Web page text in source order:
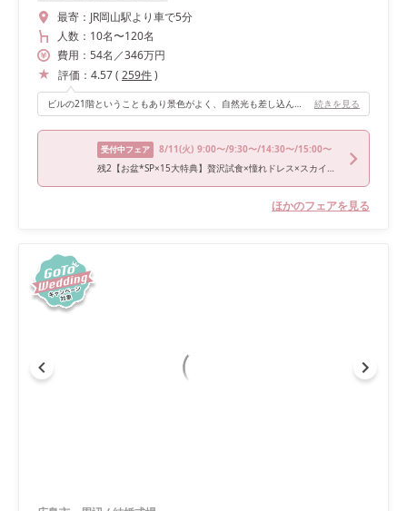
最寄： JR岡山駅より車で5分
人数： 10名〜120名
費用： 54名 ／346万円
評価： 4.57( 259件)
ビルの21階ということもあり景色がよく、自然光も差し込んでとてもよかったです！ 続きを見る
受付中フェア 8/11(火) 9:00〜/9:30〜/14:30〜/15:00〜
残2【お盆*SP×15大特典】贅沢試食×憧れドレス×スカイチャペル
ほかのフェアを見る